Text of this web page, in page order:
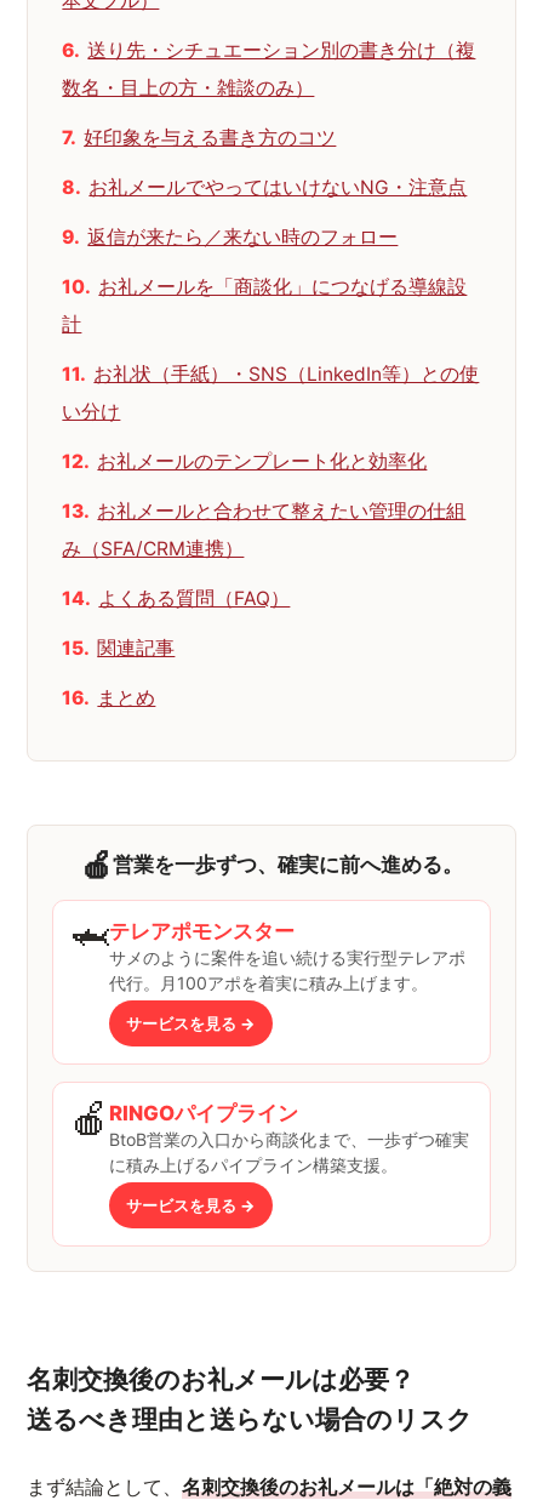
送り先・シチュエーション別の書き分け（複
数名・目上の方・雑談のみ）
好印象を与える書き方のコツ
お礼メールでやってはいけないNG・注意点
返信が来たら／来ない時のフォロー
お礼メールを「商談化」につなげる導線設
計
お礼状（手紙）・SNS（LinkedIn等）との使
い分け
お礼メールのテンプレート化と効率化
お礼メールと合わせて整えたい管理の仕組
み（SFA/CRM連携）
よくある質問（FAQ）
関連記事
まとめ
🍎 営業を一歩ずつ、確実に前へ進める。
🦈テレアポモンスター
サメのように案件を追い続ける実行型テレアポ
代行。月100アポを着実に積み上げます。
サービスを見る →
🍎 RINGOパイプライン
BtoB営業の入口から商談化まで、一歩ずつ確実
に積み上げるパイプライン構築支援。
サービスを見る →
名刺交換後のお礼メールは必要？
送るべき理由と送らない場合のリスク
まず結論として、名刺交換後のお礼メールは「絶対の義